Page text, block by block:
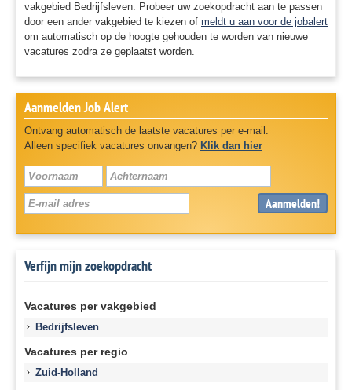
vakgebied Bedrijfsleven. Probeer uw zoekopdracht aan te passen
door een ander vakgebied te kiezen of meldt u aan voor de jobalert
om automatisch op de hoogte gehouden te worden van nieuwe
vacatures zodra ze geplaatst worden.
Aanmelden Job Alert
Ontvang automatisch de laatste vacatures per e-mail.
Alleen specifiek vacatures onvangen? Klik dan hier
Aanmelden!
Verfijn mijn zoekopdracht
Vacatures per vakgebied
Bedrijfsleven
Vacatures per regio
Zuid-Holland